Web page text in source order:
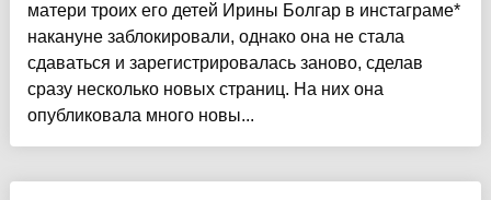
матери троих его детей Ирины Болгар в инстаграме*
накануне заблокировали, однако она не стала
сдаваться и зарегистрировалась заново, сделав
сразу несколько новых страниц. На них она
опубликовала много новы...